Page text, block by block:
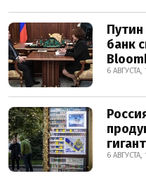
банк
6 АВГУСТА,
6 АВГУСТА,